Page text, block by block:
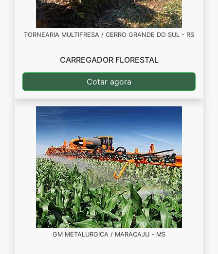
TORNEARIA MULTIFRESA / CERRO GRANDE DO SUL - RS
CARREGADOR FLORESTAL
Cotar agora
GM METALURGICA / MARACAJU - MS